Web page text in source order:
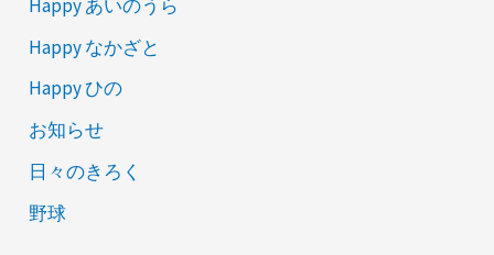
Happy あいのうら
Happy なかざと
Happy ひの
お知らせ
日々のきろく
野球